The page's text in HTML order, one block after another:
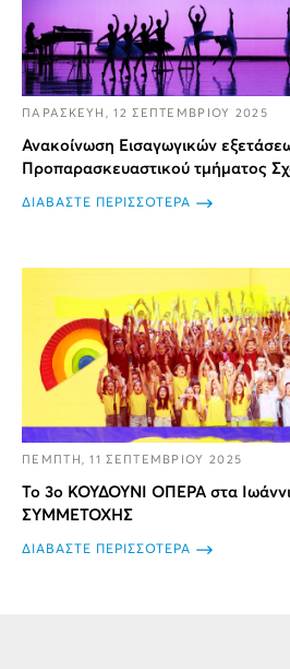
ΠΑΡΑΣΚΕΥΗ, 12 ΣΕΠΤΕΜΒΡΙΟΥ 2025
Ανακοίνωση Εισαγωγικών
Προπαρασκευαστικού τμήματος
ΔΙΑΒΑΣΤΕ ΠΕΡΙΣΣΟΤΕΡΑ
ΠΕΜΠΤΗ, 11 ΣΕΠΤΕΜΒΡΙΟΥ 2025
Το 3ο ΚΟΥΔΟΥΝΙ ΟΠΕΡΑ στα
ΣΥΜΜΕΤΟΧΗΣ
ΔΙΑΒΑΣΤΕ ΠΕΡΙΣΣΟΤΕΡΑ